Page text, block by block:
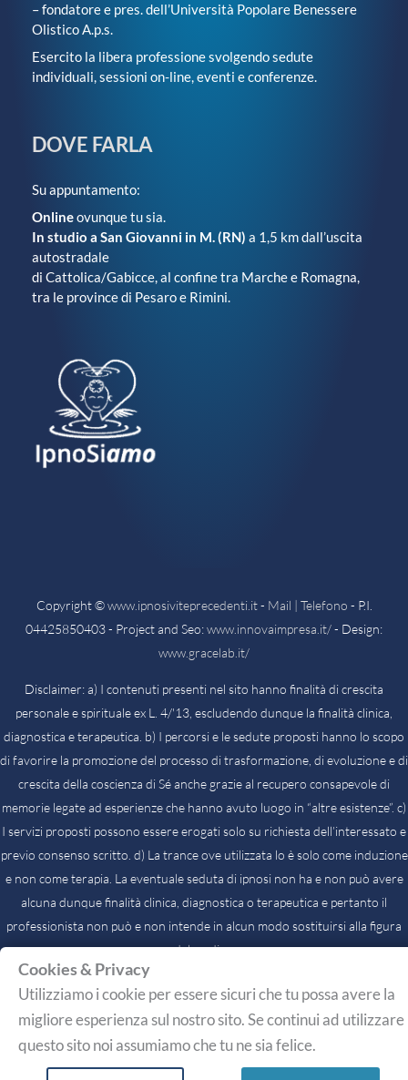
– fondatore e pres. dell’Università Popolare Benessere
Olistico A.p.s.
Esercito la libera professione svolgendo sedute
individuali, sessioni on-line, eventi e conferenze.
DOVE FARLA
Su appuntamento:
Onlineovunque tu sia.
In studio a San Giovanni in M. (RN) a 1,5 km dall’uscita
autostradale
di Cattolica/Gabicce, al confine tra Marche e Romagna,
tra le province di Pesaro e Rimini.
Copyright ©www.ipnosiviteprecedenti.it- Mail | Telefono - P.I.
04425850403 - Project and Seo:www.innovaimpresa.it/- Design:
www.gracelab.it/
Disclaimer: a) I contenuti presenti nel sito hanno finalità di crescita
personale e spirituale ex L. 4/'13, escludendo dunque la finalità clinica,
diagnostica e terapeutica. b) I percorsi e le sedute proposti hanno lo scopo
di favorire la promozione del processo di trasformazione, di evoluzione e di
crescita della coscienza di Sé anche grazie al recupero consapevole di
memorie legate ad esperienze che hanno avuto luogo in “altre esistenze”. c)
I servizi proposti possono essere erogati solo su richiesta dell’interessato e
previo consenso scritto. d) La trance ove utilizzata lo è solo come induzione
e non come terapia. La eventuale seduta di ipnosi non ha e non può avere
alcuna dunque finalità clinica, diagnostica o terapeutica e pertanto il
professionista non può e non intende in alcun modo sostituirsi alla figura
del medico.
Cookies & Privacy
Utilizziamo i cookie per essere sicuri che tu possa avere la
migliore esperienza sul nostro sito. Se continui ad utilizzare
questo sito noi assumiamo che tu ne sia felice.